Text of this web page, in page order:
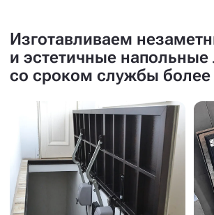
Изготавливаем
и эстетичные
со сроком службы более